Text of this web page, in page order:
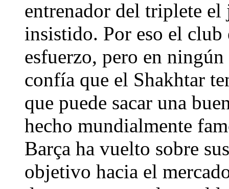
entrenador del triplete
insistido. Por eso el club
esfuerzo, pero en
confía que el Shakhtar
que puede sacar una
hecho mundialmente
Barça ha vuelto sobre
objetivo hacia el